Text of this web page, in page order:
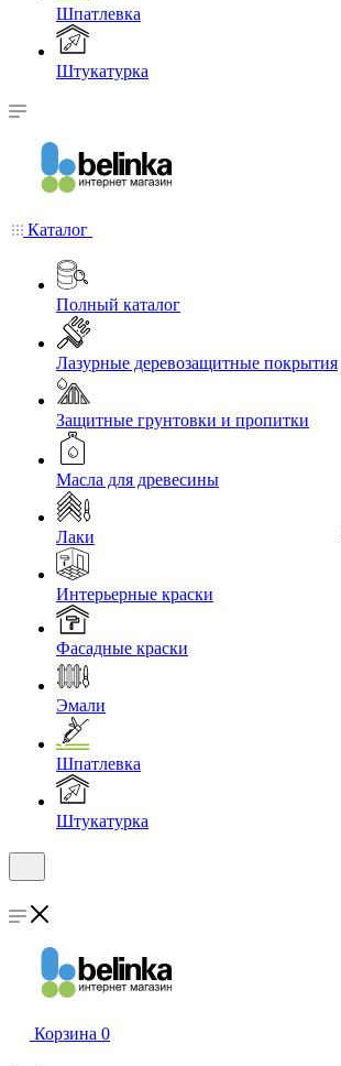
Шпатлевка
Штукатурка
Каталог
Полный каталог
Лазурные деревозащитные покрытия
Защитные грунтовки и пропитки
Масла для древесины
Лаки
Интерьерные краски
Фасадные краски
Эмали
Шпатлевка
Штукатурка
Корзина 0